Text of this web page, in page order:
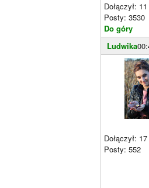
Dołączył:
Posty: 3530
Do góry
Ludwika
Dołączył:
Posty: 552